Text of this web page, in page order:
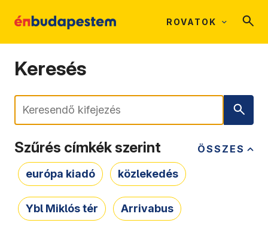
ROVATOK
Keresés
Keresés
ÖSSZES
Szűrés címkék szerint
európa kiadó közlekedés
Ybl Miklós tér Arrivabus